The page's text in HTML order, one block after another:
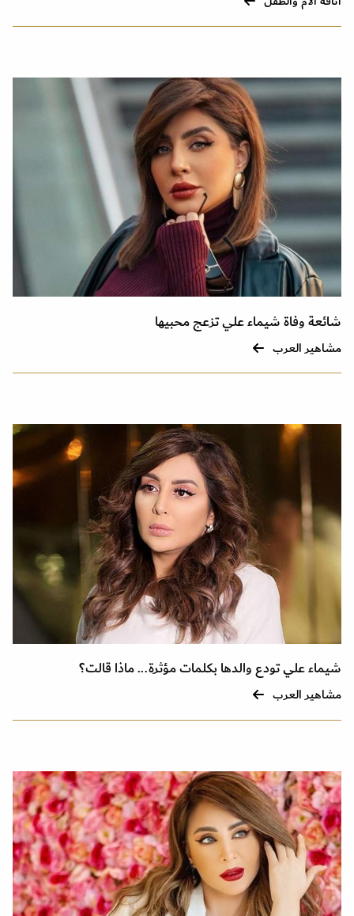
شائعة وفاة شيماء علي تزعج محبيها
مشاهير العرب
شيماء علي تودع والدها بكلمات مؤثرة... ماذا قالت؟
مشاهير العرب